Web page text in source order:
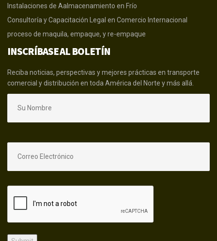
Instalaciones de Aalmacenamiento en Frío
Consultoría y Capacitación Legal en Comercio Internacional
proceso de maquila, empaque, y re-empaque
INSCRÍBASE AL BOLETÍN
Reciba noticias, perspectivas y mejores prácticas en transporte
comercial y distribución en toda América del Norte y más allá.